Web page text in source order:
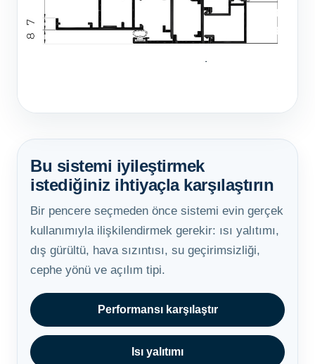
Bu sistemi iyileştirmek
istediğiniz ihtiyaçla karşılaştırın
Bir pencere seçmeden önce sistemi evin gerçek
kullanımıyla ilişkilendirmek gerekir: ısı yalıtımı,
dış gürültü, hava sızıntısı, su geçirimsizliği,
cephe yönü ve açılım tipi.
Performansı karşılaştır
Isı yalıtımı